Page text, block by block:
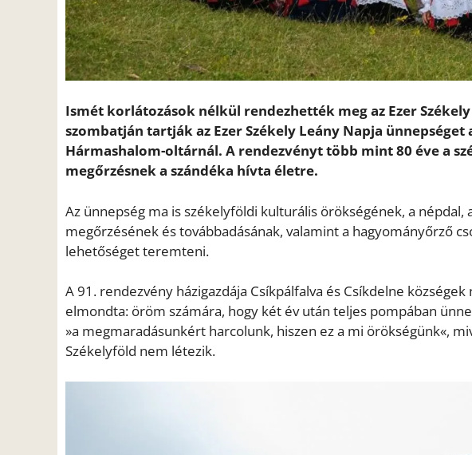
Ismét korlátozások nélkül rendezhették meg az Ezer
szombatján tartják az Ezer Székely Leány Napja
Hármashalom-oltárnál. A rendezvényt több mint 80 éve a
megőrzésnek a szándéka hívta életre.
Az ünnepség ma is székelyföldi kulturális örökségének, a népdal,
megőrzésének és továbbadásának, valamint a hagyományőrző
lehetőséget teremteni.
A 91. rendezvény házigazdája Csíkpálfalva és Csíkdelne
elmondta: öröm számára, hogy két év után teljes pompában
»a megmaradásunkért harcolunk, hiszen ez a mi örökségünk«,
Székelyföld nem létezik.